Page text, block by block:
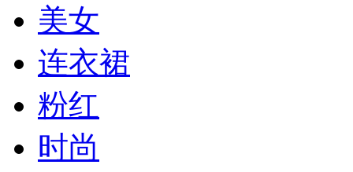
美女
连衣裙
粉红
时尚